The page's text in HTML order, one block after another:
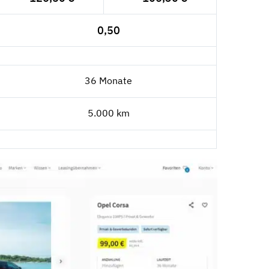
0,50
36 Monate
5.000 km